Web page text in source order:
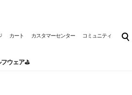
カート カスタマーセンター コミュニティ
ウェア⛳